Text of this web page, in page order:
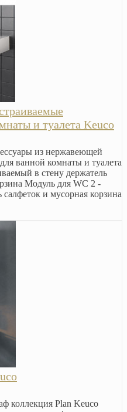
и туалета Keuco
из нержавеющей
ванной комнаты и туалета
в стену держатель
Модуль для WC 2 -
и мусорная корзина
коллекция Plan Keuco